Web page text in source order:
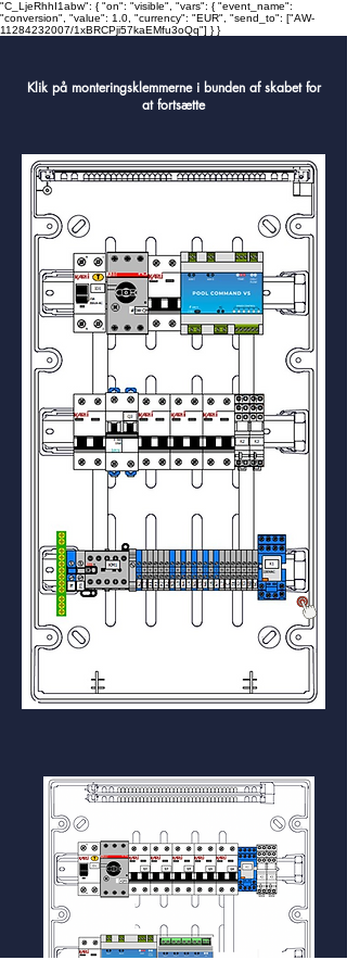
"C_LjeRhhI1abw": { "on": "visible", "vars": { "event_name":
"conversion", "value": 1.0, "currency": "EUR", "send_to": ["AW-
11284232007/1xBRCPji57kaEMfu3oQq"] } }
Klik på monteringsklemmerne i bunden af ​​skabet for
at fortsætte